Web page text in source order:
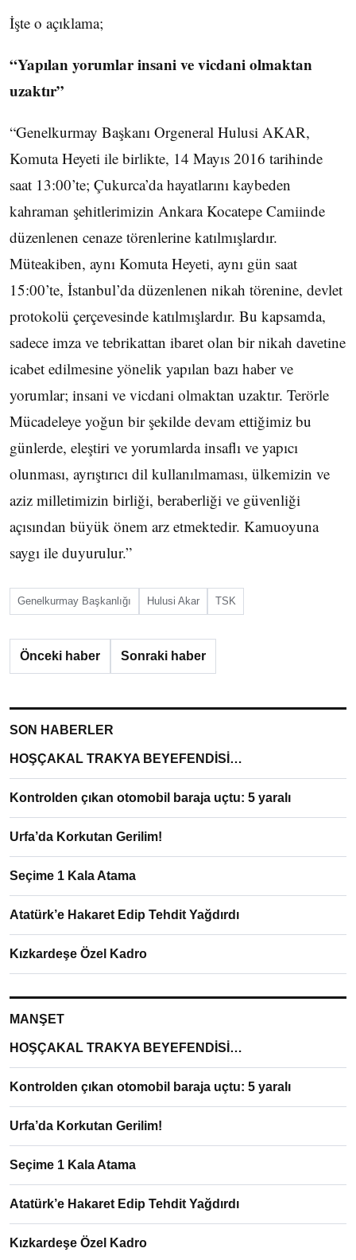
İşte o açıklama;
“Yapılan yorumlar insani ve vicdani olmaktan
uzaktır”
“Genelkurmay Başkanı Orgeneral Hulusi AKAR,
Komuta Heyeti ile birlikte, 14 Mayıs 2016 tarihinde
saat 13:00’te; Çukurca’da hayatlarını kaybeden
kahraman şehitlerimizin Ankara Kocatepe Camiinde
düzenlenen cenaze törenlerine katılmışlardır.
Müteakiben, aynı Komuta Heyeti, aynı gün saat
15:00’te, İstanbul’da düzenlenen nikah törenine, devlet
protokolü çerçevesinde katılmışlardır. Bu kapsamda,
sadece imza ve tebrikattan ibaret olan bir nikah davetine
icabet edilmesine yönelik yapılan bazı haber ve
yorumlar; insani ve vicdani olmaktan uzaktır. Terörle
Mücadeleye yoğun bir şekilde devam ettiğimiz bu
günlerde, eleştiri ve yorumlarda insaflı ve yapıcı
olunması, ayrıştırıcı dil kullanılmaması, ülkemizin ve
aziz milletimizin birliği, beraberliği ve güvenliği
açısından büyük önem arz etmektedir. Kamuoyuna
saygı ile duyurulur.”
Genelkurmay Başkanlığı Hulusi Akar TSK
Önceki haber Sonraki haber
SON HABERLER
HOŞÇAKAL TRAKYA BEYEFENDİSİ…
Kontrolden çıkan otomobil baraja uçtu: 5 yaralı
Urfa’da Korkutan Gerilim!
Seçime 1 Kala Atama
Atatürk’e Hakaret Edip Tehdit Yağdırdı
Kızkardeşe Özel Kadro
MANŞET
HOŞÇAKAL TRAKYA BEYEFENDİSİ…
Kontrolden çıkan otomobil baraja uçtu: 5 yaralı
Urfa’da Korkutan Gerilim!
Seçime 1 Kala Atama
Atatürk’e Hakaret Edip Tehdit Yağdırdı
Kızkardeşe Özel Kadro